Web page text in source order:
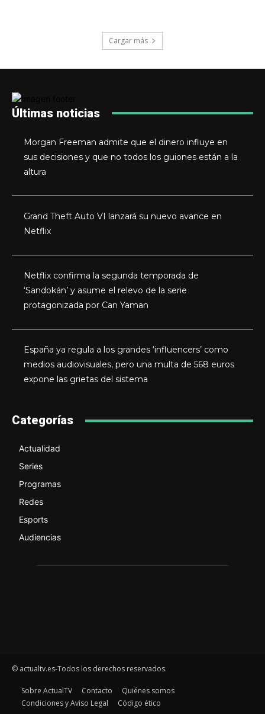
Cargar más
Últimas noticias
Morgan Freeman admite que el dinero influye en
sus decisiones y que no todos los guiones están a la
altura
Grand Theft Auto VI lanzará su nuevo avance en
Netflix
Netflix confirma la segunda temporada de
‘Sandokán’ y asume el relevo de la serie
protagonizada por Can Yaman
España ya regula a los grandes ‘influencers’ como
medios audiovisuales, pero una multa de 568 euros
expone las grietas del sistema
Categorías
Actualidad
Series
Programas
Redes
Esports
Audiencias
© actualtv.es-Todos los derechos reservados.
Sobre ActualTV Contacto
Quiénes somos
Condiciones y Aviso Legal
Código ético